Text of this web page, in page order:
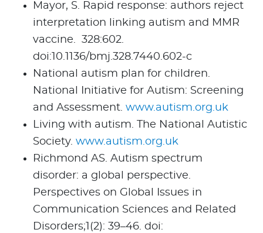
Mayor, S. Rapid response: authors reject
interpretation linking autism and MMR
vaccine. 328:602.
doi:10.1136/bmj.328.7440.602-c
National autism plan for children.
National Initiative for Autism: Screening
and Assessment. www.autism.org.uk
Living with autism. The National Autistic
Society. www.autism.org.uk
Richmond AS. Autism spectrum
disorder: a global perspective.
Perspectives on Global Issues in
Communication Sciences and Related
Disorders;1(2): 39–46. doi: